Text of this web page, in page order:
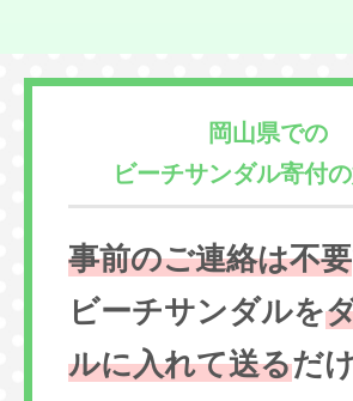
岡山県での
ビーチサンダル寄付
事前のご連絡は不要
ビーチサンダルを
ルに入れて送るだ